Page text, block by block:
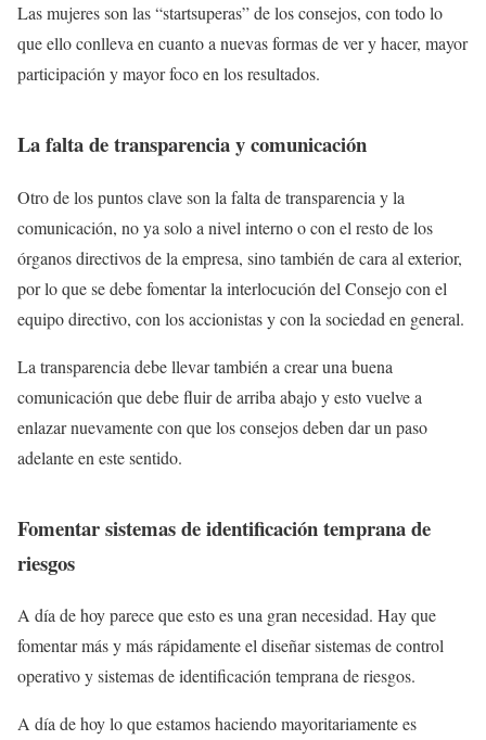
Las mujeres son las “startsuperas” de los consejos, con todo lo
que ello conlleva en cuanto a nuevas formas de ver y hacer, mayor
participación y mayor foco en los resultados.
La falta de transparencia y comunicación
Otro de los puntos clave son la falta de transparencia y la
comunicación, no ya solo a nivel interno o con el resto de los
órganos directivos de la empresa, sino también de cara al exterior,
por lo que se debe fomentar la interlocución del Consejo con el
equipo directivo, con los accionistas y con la sociedad en general.
La transparencia debe llevar también a crear una buena
comunicación que debe fluir de arriba abajo y esto vuelve a
enlazar nuevamente con que los consejos deben dar un paso
adelante en este sentido.
Fomentar sistemas de identificación temprana de
riesgos
A día de hoy parece que esto es una gran necesidad. Hay que
fomentar más y más rápidamente el diseñar sistemas de control
operativo y sistemas de identificación temprana de riesgos.
A día de hoy lo que estamos haciendo mayoritariamente es